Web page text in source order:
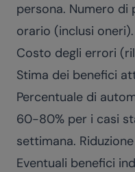
persona. Numero
orario (inclusi
Costo degli errori
Stima dei benefici
Percentuale di
60-80% per i casi
settimana.
Eventuali benefici